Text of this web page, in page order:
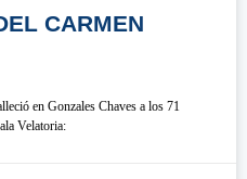
CARMEN
en Gonzales Chaves a los 71
Velatoria: